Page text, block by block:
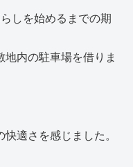
しを始めるまでの期
内の駐車場を借りま
適さを感じました。